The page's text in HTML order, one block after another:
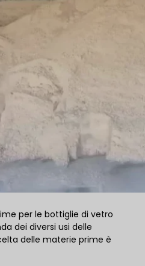
per le bottiglie di vetro
dei diversi usi delle
delle materie prime è